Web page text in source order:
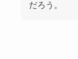
だろう。